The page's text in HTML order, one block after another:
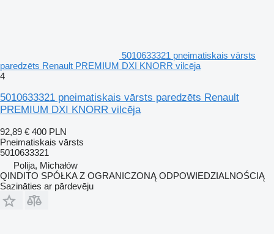
5010633321 pneimatiskais vārsts
paredzēts Renault PREMIUM DXI KNORR vilcēja
4
5010633321 pneimatiskais vārsts paredzēts Renault
PREMIUM DXI KNORR vilcēja
92,89 € 400 PLN
Pneimatiskais vārsts
5010633321
Polija, Michałów
QINDITO SPÓŁKA Z OGRANICZONĄ ODPOWIEDZIALNOŚCIĄ
Sazināties ar pārdevēju